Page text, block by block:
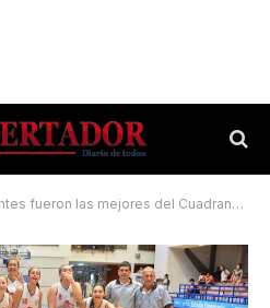
las mejores del Cuadrangular Región 6